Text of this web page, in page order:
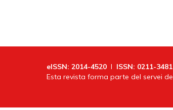
eISSN: 2014-4520 I ISSN: 0211-3481
Esta revista forma parte del servei de